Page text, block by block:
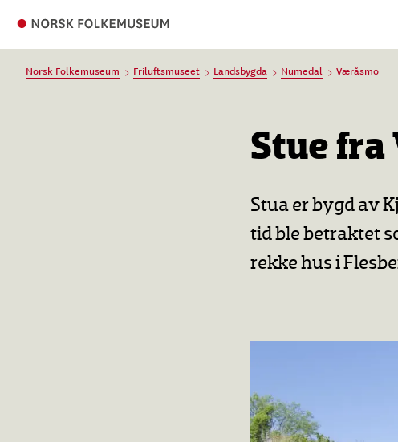
Norsk Folkemuseum Friluftsmuseet Landsbygda Numedal Væråsmo
Stue
Stua er bygd av
tid ble betraktet
rekke hus i